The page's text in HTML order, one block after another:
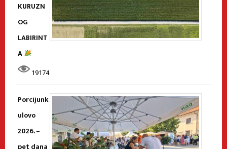
KURUZN
OG
LABIRINT
A
19174
Porcijunk
ulovo
2026. –